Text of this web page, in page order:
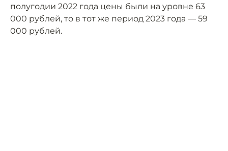
полугодии 2022 года цены были на уровне 63
000 рублей, то в тот же период 2023 года — 59
000 рублей.